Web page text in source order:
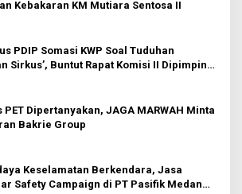
Kebakaran KM Mutiara Sentosa II
PDIP Somasi KWP Soal Tuduhan
Sirkus’, Buntut Rapat Komisi II Dipimpin
Ahmad
PET Dipertanyakan, JAGA MARWAH Minta
Bakrie Group
Keselamatan Berkendara, Jasa
Safety Campaign di PT Pasifik Medan